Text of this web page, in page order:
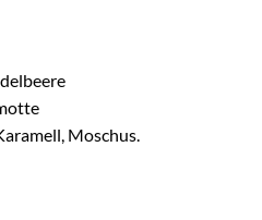
Moschus.